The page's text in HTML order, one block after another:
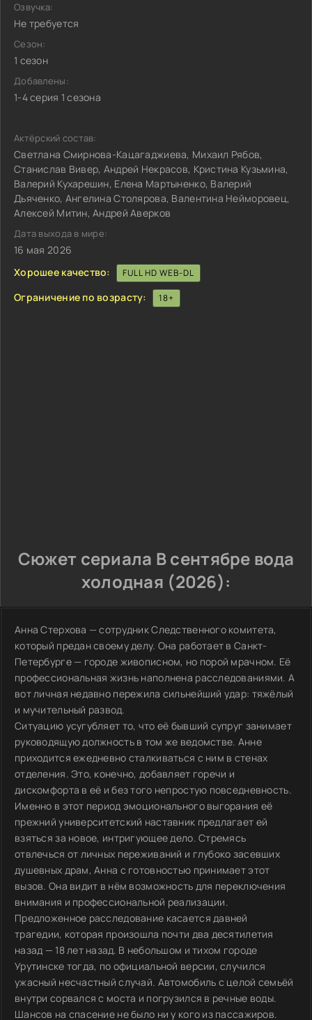
Озвучка:
Не требуется
Сезон:
1 сезон
Добавлены:
1-4 серия 1 сезона
Актёрский состав:
Светлана Смирнова-Кацагаджиева, Михаил Рябов,
Станислав Вивер, Андрей Некрасов, Кристина Кузьмина,
Валерий Кухарешин, Елена Мартыненко, Валерий
Дьяченко, Ангелина Столярова, Валентина Нейморовец,
Алексей Митин, Андрей Аверков
Дата выхода в мире:
16 мая 2026
Хорошее качество:
FULL HD WEB-DL
Ограничение по возрасту: 18+
Сюжет сериала В сентябре вода
холодная (2026):
Анна Стерхова — сотрудник Следственного комитета,
который предан своему делу. Она работает в Санкт-
Петербурге — городе живописном, но порой мрачном. Её
профессиональная жизнь наполнена расследованиями. А
вот личная недавно пережила сильнейший удар: тяжёлый
и мучительный развод.
Ситуацию усугубляет то, что её бывший супруг занимает
руководящую должность в том же ведомстве. Анне
приходится ежедневно сталкиваться с ним в стенах
отделения. Это, конечно, добавляет горечи и
дискомфорта в её и без того непростую повседневность.
Именно в этот период эмоционального выгорания её
прежний университетский наставник предлагает ей
взяться за новое, интригующее дело. Стремясь
отвлечься от личных переживаний и глубоко засевших
душевных драм, Анна с готовностью принимает этот
вызов. Она видит в нём возможность для переключения
внимания и профессиональной реализации.
Предложенное расследование касается давней
трагедии, которая произошла почти два десятилетия
назад — 18 лет назад. В небольшом и тихом городе
Урутинске тогда, по официальной версии, случился
ужасный несчастный случай. Автомобиль с целой семьёй
внутри сорвался с моста и погрузился в речные воды.
Шансов на спасение не было ни у кого из пассажиров.